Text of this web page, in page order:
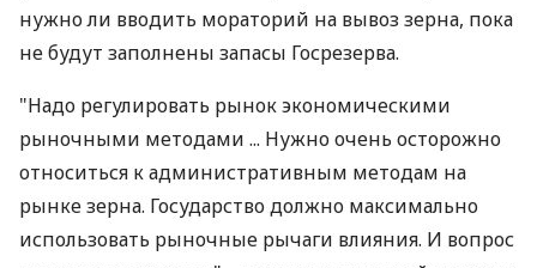
нужно ли вводить мораторий на вывоз зерна, пока
не будут заполнены запасы Госрезерва.
"Надо регулировать рынок экономическими
рыночными методами ... Нужно очень осторожно
относиться к административным методам на
рынке зерна. Государство должно максимально
использовать рыночные рычаги влияния. И вопрос